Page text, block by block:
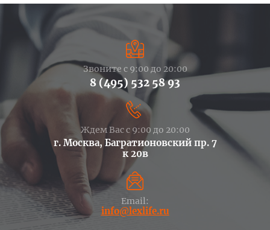
Звоните с 9:00 до 20:00
8 (495) 532 58 93
Ждем Вас с 9:00 до 20:00
г. Москва, Багратионовский пр. 7
к 20в
Email:
info@lexlife.ru